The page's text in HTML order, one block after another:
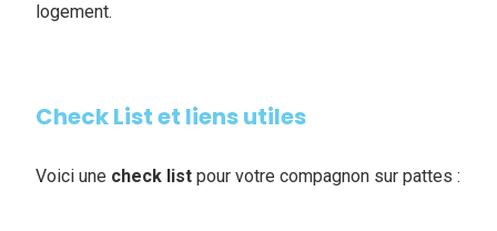
logement.
Check List et liens utiles
Voici une check list pour votre compagnon sur pattes :